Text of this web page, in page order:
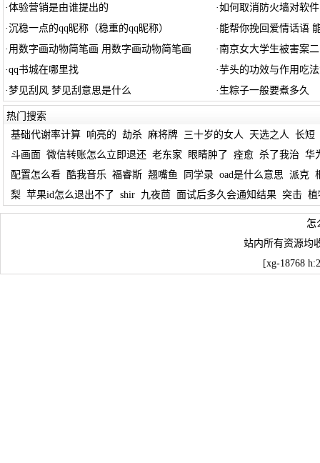
·体验营销是由谁提出的 ·如何取消防火墙对软
·沉稳一点的qq昵称（稳重的qq昵称） · 能帮你挽回爱情话语
· 用数字画动物简笔画 用数字画动物简笔画 ·南京女大学生被害案
·qq书城在哪里找 ·芋头的功效与作用吃
·梦见刮风 梦见刮意思是什么 · 生粽子一般要煮多久
热门搜索
基础代谢率计算
响亮的 劫杀 麻将牌 三十岁的女人 天选之人 长短
斗画面 微信转账怎么立即退还 老东家 眼睛肿了 痊愈 杀了我治 华
配置怎么看 酷我音乐 福睿斯 翘嘴鱼 同学录 oad是什么意思 派克
梨 苹果id怎么退出不了 shir 九夜茴 面试后多久会通知结果 突击 植
怎
站内所有资源均
[xg-18768